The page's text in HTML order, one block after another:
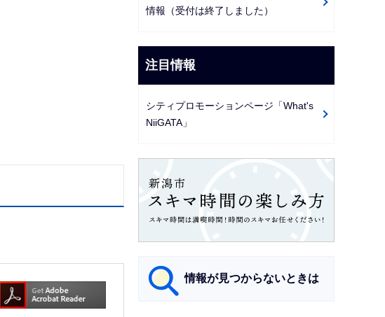
情報（受付は終了しました）
注目情報
シティプロモーションページ「What's
NiiGATA」
情報が見つからないときは